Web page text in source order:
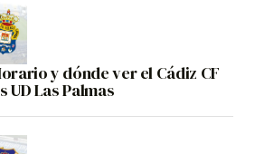
y dónde ver el Cádiz CF
UD Las Palmas